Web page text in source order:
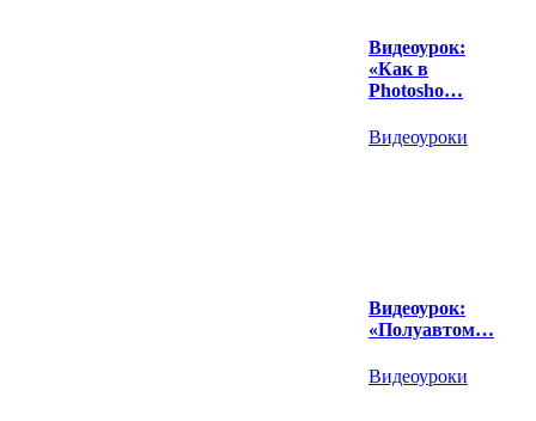
Видеоурок:
«Как в
Photosho…
Видеоуроки
Видеоурок:
«Полуавтом…
Видеоуроки